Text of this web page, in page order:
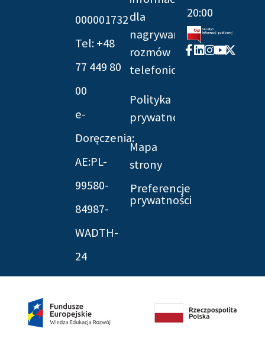
000001732
Tel: +48
77 449 80
00
e-
Doręczenia:
AE:PL-
99580-
84987-
WADTH-
24
dla
nagrywania
rozmów
telefonicznych
Polityka
prywatności
Mapa
strony
Preferencje
prywatności
20:00
Facebook-
f
Linkedin
Instagram
Youtube
X-
twitter